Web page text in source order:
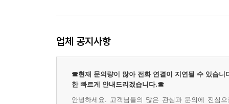
업체 공지사항
☎현재 문의량이 많아 전화 연결이 지연될 수 있습니
한 빠르게 안내드리겠습니다.☎
안녕하세요. 고객님들의 많은 관심과 문의에 진심